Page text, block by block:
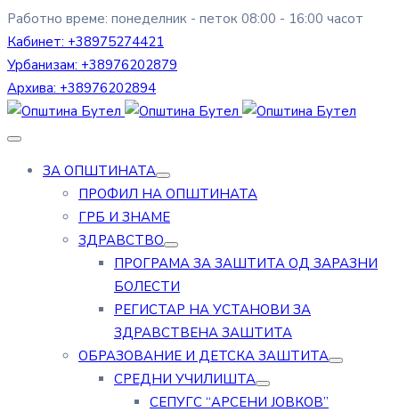
Работно време: понеделник - петок 08:00 - 16:00 часот
Кабинет: +38975274421
Урбанизам: +38976202879
Архива: +38976202894
ЗА ОПШТИНАТА
ПРОФИЛ НА ОПШТИНАТА
ГРБ И ЗНАМЕ
ЗДРАВСТВО
ПРОГРАМА ЗА ЗАШТИТА ОД ЗАРАЗНИ
БОЛЕСТИ
РЕГИСТАР НА УСТАНОВИ ЗА
ЗДРАВСТВЕНА ЗАШТИТА
ОБРАЗОВАНИЕ И ДЕТСКА ЗАШТИТА
СРЕДНИ УЧИЛИШТА
СЕПУГС “АРСЕНИ ЈОВКОВ”